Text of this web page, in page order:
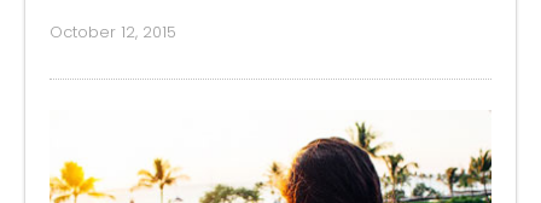
October 12, 2015